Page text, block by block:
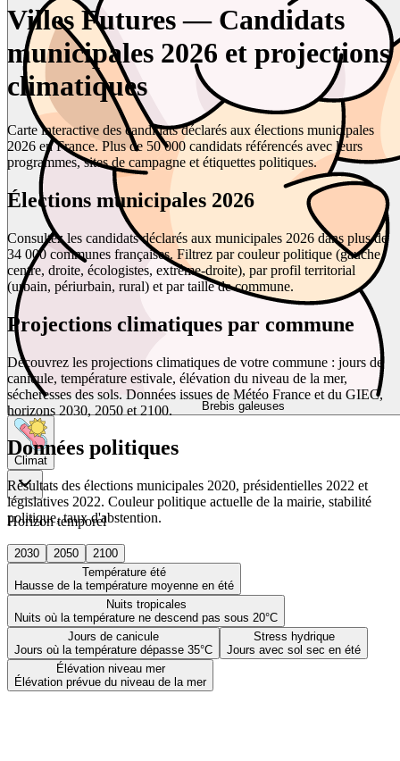
Brebis galeuses
Climat
Horizon temporel
2030 2050
2100
Température été
Hausse de la température moyenne en été
Nuits tropicales
Nuits où la température ne descend pas sous 20°C
Jours de canicule
Jours où la température dépasse 35°C
Stress hydrique
Jours avec sol sec en été
Élévation niveau mer
Élévation prévue du niveau de la mer
Villes Futures — Candidats
municipales 2026 et projections
climatiques
Carte interactive des candidats déclarés aux élections municipales
2026 en France. Plus de 50 000 candidats référencés avec leurs
programmes, sites de campagne et étiquettes politiques.
Élections municipales 2026
Consultez les candidats déclarés aux municipales 2026 dans plus de
34 000 communes françaises. Filtrez par couleur politique (gauche,
centre, droite, écologistes, extrême-droite), par profil territorial
(urbain, périurbain, rural) et par taille de commune.
Projections climatiques par commune
Découvrez les projections climatiques de votre commune : jours de
canicule, température estivale, élévation du niveau de la mer,
sécheresses des sols. Données issues de Météo France et du GIEC,
horizons 2030, 2050 et 2100.
Données politiques
Résultats des élections municipales 2020, présidentielles 2022 et
législatives 2022. Couleur politique actuelle de la mairie, stabilité
politique, taux d'abstention.